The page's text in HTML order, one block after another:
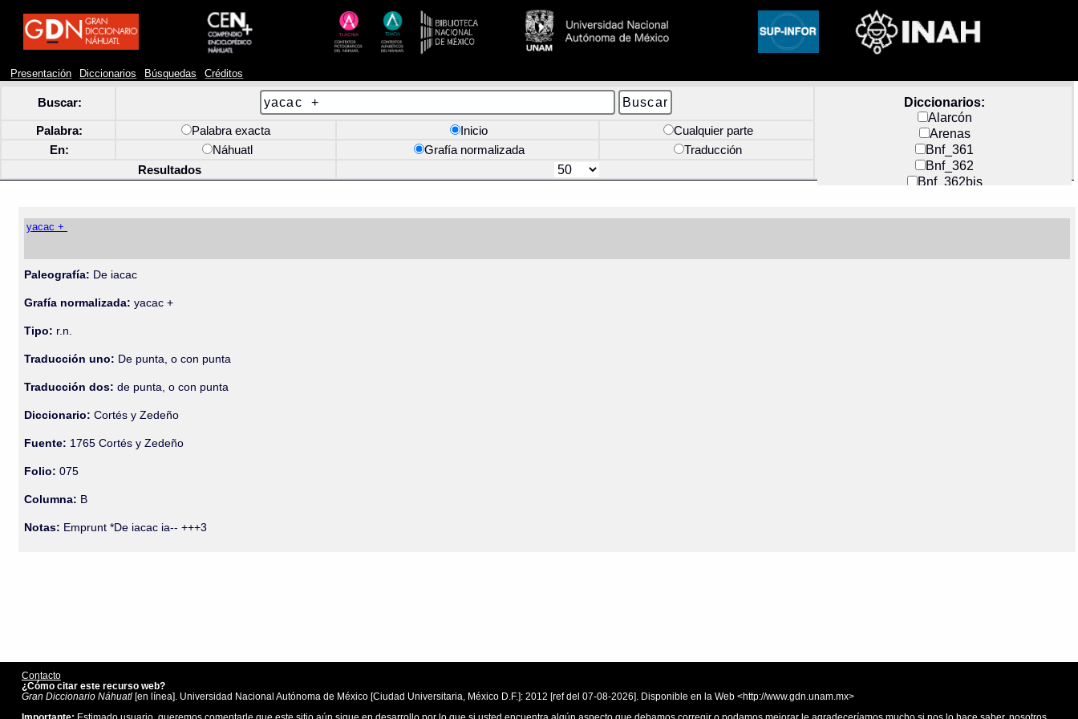
Presentación Diccionarios Búsquedas Créditos
Buscar:
Diccionarios:
Alarcón
Arenas
Bnf_361
Bnf_362
Bnf_362bis
Docs_México
Palabra: Palabra exacta Inicio
Cualquier parte
En:
Náhuatl Grafía normalizada
Traducción
Resultados
yacac +
Paleografía: De iacac
Grafía normalizada: yacac +
Tipo: r.n.
Traducción uno: De punta, o con punta
Traducción dos: de punta, o con punta
Diccionario:Cortés y Zedeño
Fuente: 1765 Cortés y Zedeño
Folio: 075
Columna: B
Notas: Emprunt *De iacac ia-- +++3
Contacto
¿Cómo citar este recurso web?
Gran Diccionario Náhuatl[en línea]. Universidad Nacional Autónoma de México [Ciudad Universitaria, México D.F.]: 2012 [ref del 07-08-2026]. Disponible en la Web <http://www.gdn.unam.mx>